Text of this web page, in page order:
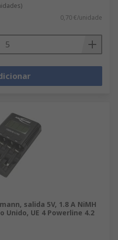
0,70 €/unidade
salida 5V, 1.8 A NiMH
Unido, UE 4 Powerline 4.2